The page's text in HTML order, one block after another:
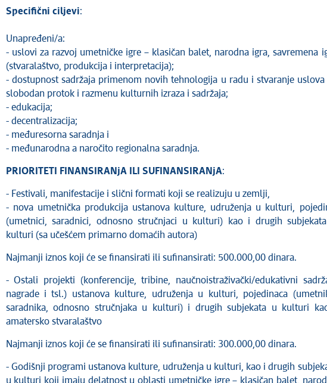
Specifični ciljevi:
Unapređeni/a:
- uslovi za razvoj umetničke igre – klasičan balet, narodna igra, savremena
(stvaralaštvo, produkcija i interpretacija);
- dostupnost sadržaja primenom novih tehnologija u radu i stvaranje uslova
slobodan protok i razmenu kulturnih izraza i sadržaja;
- edukacija;
- decentralizacija;
- međuresorna saradnja i
- međunarodna a naročito regionalna saradnja.
PRIORITETI FINANSIRANjA ILI SUFINANSIRANjA:
- Festivali, manifestacije i slični formati koji se realizuju u zemlji,
- nova umetnička produkcija ustanova kulture, udruženja u kulturi,
(umetnici, saradnici, odnosno stručnjaci u kulturi) kao i drugih
kulturi (sa učešćem primarno domaćih autora)
Najmanji iznos koji će se finansirati ili sufinansirati: 500.000,00 dinara.
- Ostali projekti (konferencije, tribine, naučnoistraživački/edukativni
nagrade i tsl.) ustanova kulture, udruženja u kulturi, pojedinaca
saradnika, odnosno stručnjaka u kulturi) i drugih subjekata u kulturi
amatersko stvaralaštvo
Najmanji iznos koji će se finansirati ili sufinansirati: 300.000,00 dinara.
- Godišnji programi ustanova kulture, udruženja u kulturi, kao i drugih
u kulturi koji imaju delatnost u oblasti umetničke igre – klasičan balet,